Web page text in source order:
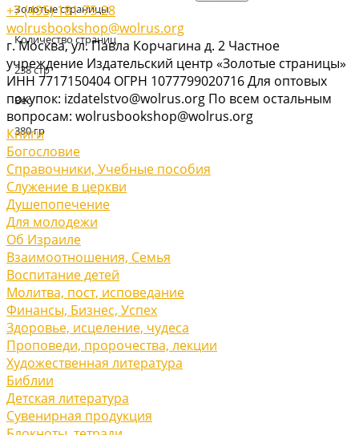
Золотые страницы
Количество страниц
238 стр
Вес
380 гр
+7 (495) 181-75-28
wolrusbookshop@wolrus.org
г. Москва, ул. Павла Корчагина д. 2 Частное
учреждение Издательский центр «Золотые страницы»
ИНН 7717150404 ОГРН 1077799020716 Для оптовых
покупок: izdatelstvo@wolrus.org По всем остальным
вопросам: wolrusbookshop@wolrus.org
Книги
Богословие
Справочники, Учебные пособия
Служение в церкви
Душепопечение
Для молодежи
Об Израиле
Взаимоотношения, Cемья
Воспитание детей
Молитва, пост, исповедание
Финансы, Бизнес, Успех
Здоровье, исцеление, чудеса
Проповеди, пророчества, лекции
Художественная литература
Библии
Детская литература
Сувенирная продукция